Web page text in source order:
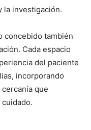
la investigación.
concebido también
Cada espacio
del paciente
incorporando
que